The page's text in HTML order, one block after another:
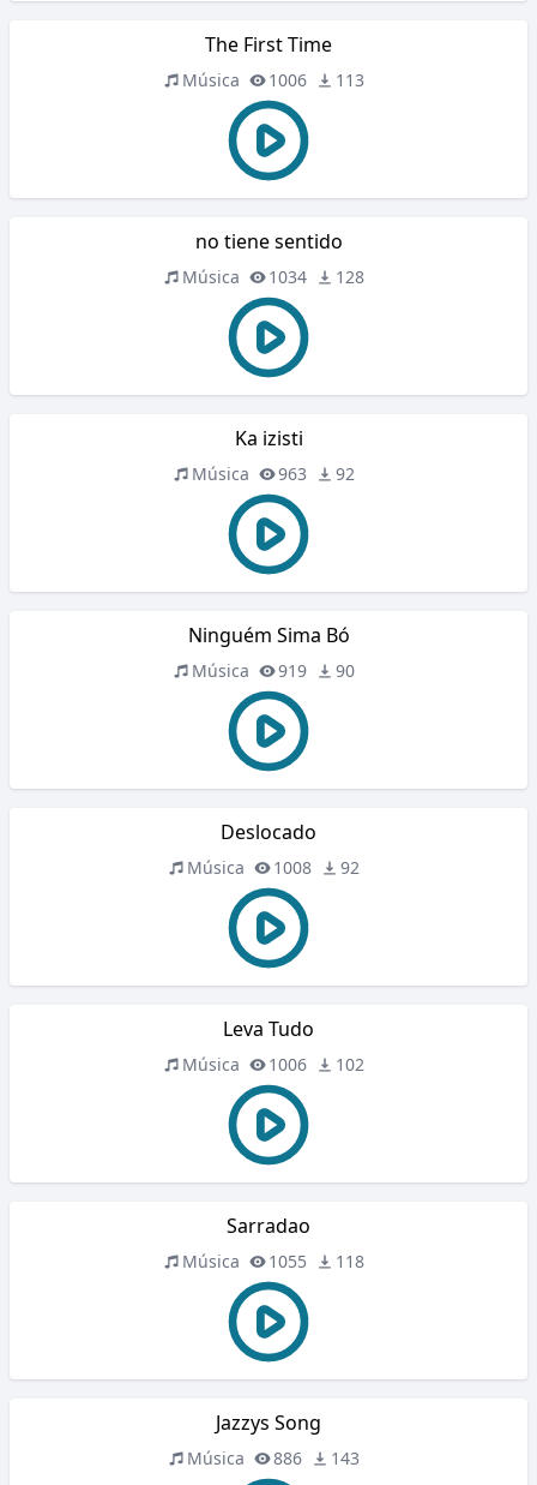
The First Time
Música 1006 113
no tiene sentido
Música 1034 128
Ka izisti
Música 963 92
Ninguém Sima Bó
Música 919 90
Deslocado
Música 1008 92
Leva Tudo
Música 1006 102
Sarradao
Música 1055 118
Jazzys Song
Música 886 143